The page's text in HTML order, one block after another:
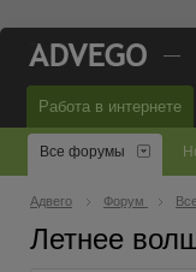
—
Работа в интернете
Все форумы
Адвего Форум
Летнее